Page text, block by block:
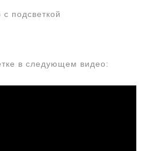
в следующем видео: